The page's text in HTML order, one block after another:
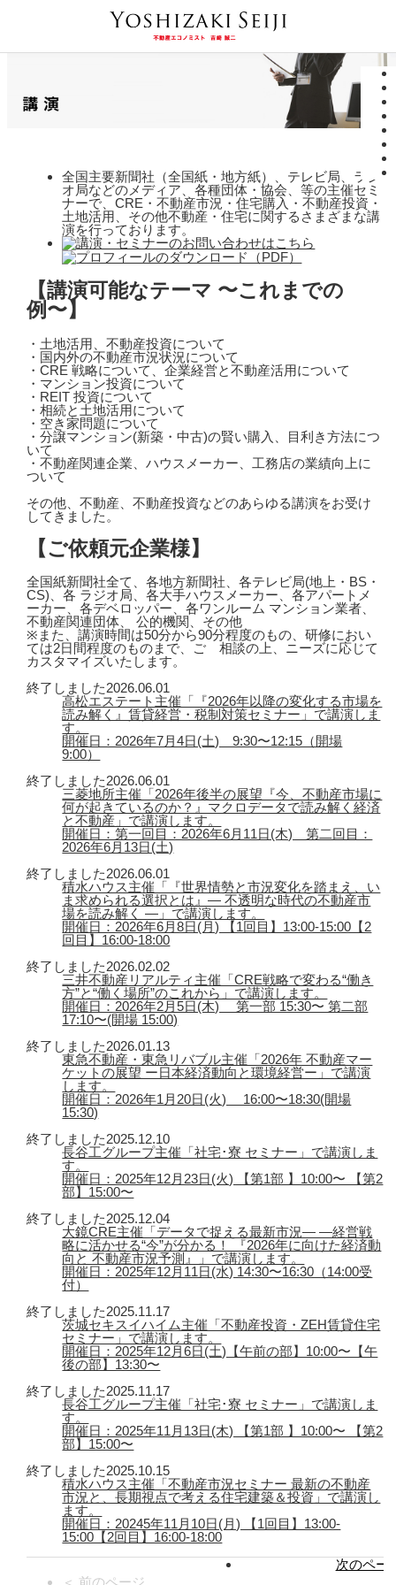
全国主要新聞社（全国紙・地方紙）、テレビ局、ラジ
オ局などのメディア、各種団体・協会、等の主催セミ
ナーで、CRE・不動産市況・住宅購入・不動産投資・
土地活用、その他不動産・住宅に関するさまざまな講
演を行っております。
【講演可能なテーマ 〜これまでの
例〜】
・土地活用、不動産投資について
・国内外の不動産市況状況について
・CRE 戦略について、企業経営と不動産活用について
・マンション投資について
・REIT 投資について
・相続と土地活用について
・空き家問題について
・分譲マンション(新築・中古)の賢い購入、目利き方法につ
いて
・不動産関連企業、ハウスメーカー、工務店の業績向上に
ついて
その他、不動産、不動産投資などのあらゆる講演をお受け
してきました。
【ご依頼元企業様】
全国紙新聞社全て、各地方新聞社、各テレビ局(地上・BS・
CS)、各 ラジオ局、各大手ハウスメーカー、各アパートメ
ーカー、各デベロッパー、各ワンルーム マンション業者、
不動産関連団体、 公的機関、その他
※また、講演時間は50分から90分程度のもの、研修におい
ては2日間程度のものまで、ご゙相談の上、ニーズに応じて
カスタマイズいたします。
終了しました2026.06.01
高松エステート主催「『2026年以降の変化する市場を
読み解く』賃貸経営・税制対策セミナー」で講演しま
す。
開催日：2026年7月4日(土) 9:30〜12:15（開場
9:00）
終了しました2026.06.01
三菱地所主催「2026年後半の展望『今、不動産市場に
何が起きているのか？』マクロデータで読み解く経済
と不動産」で講演します。
開催日：第一回目：2026年6月11日(木) 第二回目：
2026年6月13日(土)
終了しました2026.06.01
積水ハウス主催「『世界情勢と市況変化を踏まえ、い
ま求められる選択とは』― 不透明な時代の不動産市
場を読み解く ―」で講演します。
開催日：2026年6月8日(月) 【1回目】13:00-15:00【2
回目】16:00-18:00
終了しました2026.02.02
三井不動産リアルティ主催「CRE戦略で変わる“働き
方”と“働く場所”のこれから」で講演します。
開催日：2026年2月5日(木) 第一部 15:30〜 第二部
17:10〜(開場 15:00)
終了しました2026.01.13
東急不動産・東急リバブル主催「2026年 不動産マー
ケットの展望 ー日本経済動向と環境経営ー」で講演
します。
開催日：2026年1月20日(火) 16:00〜18:30(開場
15:30)
終了しました2025.12.10
長谷工グループ主催「社宅･寮 セミナー」で講演しま
す。
開催日：2025年12月23日(火) 【第1部 】10:00〜 【第2
部】15:00〜
終了しました2025.12.04
大鏡CRE主催「データで捉える最新市況― ―経営戦
略に活かせる“今”が分かる！ 『2026年に向けた経済動
向と 不動産市況予測』」で講演します。
開催日：2025年12月11日(水) 14:30〜16:30（14:00受
付）
終了しました2025.11.17
茨城セキスイハイム主催「不動産投資・ZEH賃貸住宅
セミナー」で講演します。
開催日：2025年12月6日(土)【午前の部】10:00〜【午
後の部】13:30〜
終了しました2025.11.17
長谷工グループ主催「社宅･寮 セミナー」で講演しま
す。
開催日：2025年11月13日(木) 【第1部 】10:00〜 【第2
部】15:00〜
終了しました2025.10.15
積水ハウス主催「不動産市況セミナー 最新の不動産
市況と、長期視点で考える住宅建築＆投資」で講演し
ます。
開催日：20245年11月10日(月) 【1回目】13:00-
15:00【2回目】16:00-18:00
次のペー